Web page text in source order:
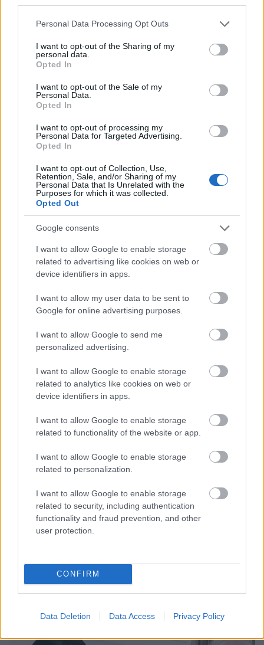
Please note that this website/app uses one or more Google
not limited to your visit or usage behaviour. You may click to
grant or deny consent to Google and its third-party tags to
use your data for below specified purposes in below Google
consent section.
Personal Data Processing Opt Outs
I want to opt-out of the Sharing of my
personal data.
Opted In
I want to opt-out of the Sale of my
Personal Data.
Opted In
I want to opt-out of processing my
Personal Data for Targeted Advertising.
Opted In
I want to opt-out of Collection, Use,
Retention, Sale, and/or Sharing of my
Personal Data that Is Unrelated with the
Purposes for which it was collected.
Opted Out
Google consents
I want to allow Google to enable storage
related to advertising like cookies on web or
device identifiers in apps.
I want to allow my user data to be sent to
Google for online advertising purposes.
I want to allow Google to send me
personalized advertising.
I want to allow Google to enable storage
related to analytics like cookies on web or
device identifiers in apps.
I want to allow Google to enable storage
related to functionality of the website or app.
I want to allow Google to enable storage
related to personalization.
I want to allow Google to enable storage
related to security, including authentication
functionality and fraud prevention, and other
user protection.
CONFIRM
Data Deletion Data Access Privacy Policy
Az emberiség nevében - Új évszázad
a Star Trekben
Ilyen volt újranézni Az új nemzedék pilot
Dave // urszekerek.hu•2021. április 29.
„Még mindig csodálom méretét és modernségét”
Picard kapitánnyal együtt csodálkozunk rá az új
csillaghajó, az Enterprise 1701-D ...
Előzetesek és kozmikus
beszélgetések a Kapcsolatfelvétel
Napján
Dave // urszekerek.hu•2021. április 10.
Mozgalmas volt az idei First Contact Day – idehaza
az Impulzus Podcast különkiadása ünnepelte a
Kapcsolatfelvétel Napját, nemzetközi terepen pedig